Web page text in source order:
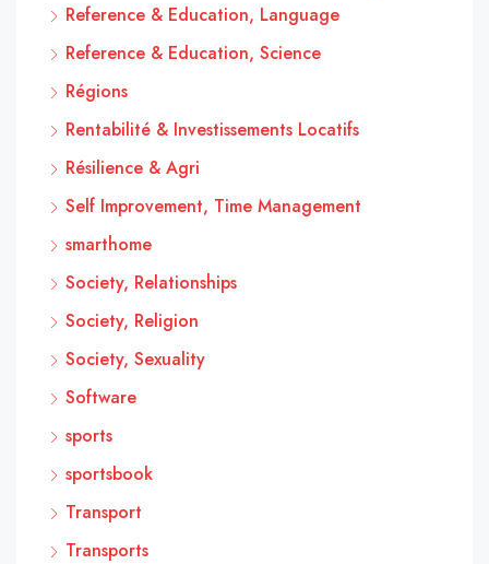
Reference & Education, Language
Reference & Education, Science
Régions
Rentabilité & Investissements Locatifs
Résilience & Agri
Self Improvement, Time Management
smarthome
Society, Relationships
Society, Religion
Society, Sexuality
Software
sports
sportsbook
Transport
Transports